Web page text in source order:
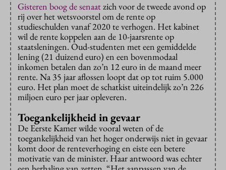
Gisteren boog de senaatzich voor de tweede avond op
rij over het wetsvoorstel om de rente op
studieschulden vanaf 2020 te verhogen. Het kabinet
wil de rente koppelen aan de 10-jaarsrente op
staatsleningen. Oud-studenten met een gemiddelde
lening (21 duizend euro) en een bovenmodaal
inkomen betalen dan zo’n 12 euro in de maand meer
rente. Na 35 jaar aflossen loopt dat op tot ruim 5.000
euro. Het plan moet de schatkist uiteindelijk zo’n 226
miljoen euro per jaar opleveren.
Toegankelijkheid in gevaar
De Eerste Kamer wilde vooral weten of de
toegankelijkheid van het hoger onderwijs niet in gevaar
komt door de renteverhoging en eiste een betere
motivatie van de minister. Haar antwoord was echter